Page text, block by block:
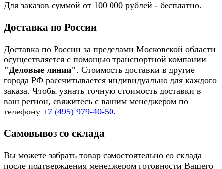
Для заказов суммой от 100 000 рублей - бесплатно.
Доставка по России
Доставка по России за пределами Московской области
осуществляется с помощью транспортной компании
"Деловые линии". Стоимость доставки в другие
города РФ рассчитывается индивидуально для каждого
заказа. Чтобы узнать точную стоимость доставки в
ваш регион, свяжитесь с вашим менеджером по
телефону +7 (495) 979-40-50.
Самовывоз со склада
Вы можете забрать товар самостоятельно со склада
после подтверждения менеджером готовности Вашего